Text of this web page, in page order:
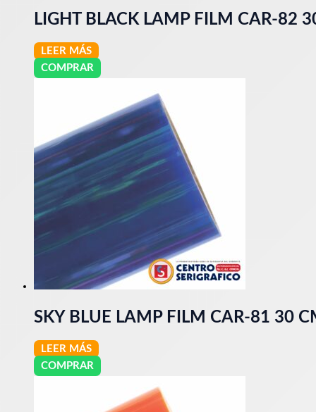
LIGHT BLACK LAMP FILM CAR-82
LEER MÁS
COMPRAR
SKY BLUE LAMP FILM CAR-81 30
LEER MÁS
COMPRAR